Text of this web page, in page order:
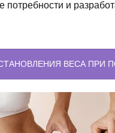
и
ВЕСА